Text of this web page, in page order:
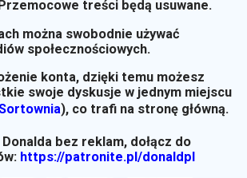
treści będą usuwane.
można swobodnie używać
społecznościowych.
konta, dzięki temu możesz
swoje dyskusje w jednym miejscu
), co trafi na stronę główną.
bez reklam, dołącz do
https://patronite.pl/donaldpl